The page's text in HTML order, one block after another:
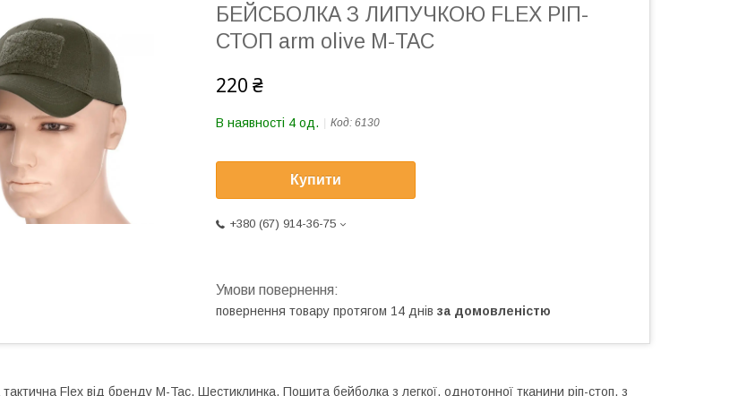
БЕЙСБОЛКА З ЛИПУЧКОЮ FLEX РІП-
СТОП arm olive M-TAC
220 ₴
В наявності 4 од. Код: 6130
Купити
+380 (67) 914-36-75
повернення товару протягом 14 днів за домовленістю
Flex від бренду M-Tac. Шестиклинка. Пошита бейболка з легкої, однотонної тканини ріп-стоп, з